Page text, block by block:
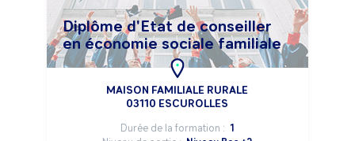
Diplôme d'Etat de conseiller
en économie sociale familiale
MAISON FAMILIALE RURALE
03110 ESCUROLLES
Durée de la formation : 1